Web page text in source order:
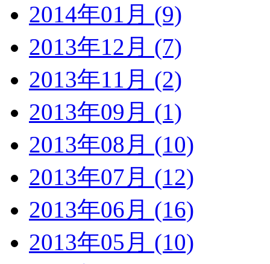
2014年01月 (9)
2013年12月 (7)
2013年11月 (2)
2013年09月 (1)
2013年08月 (10)
2013年07月 (12)
2013年06月 (16)
2013年05月 (10)